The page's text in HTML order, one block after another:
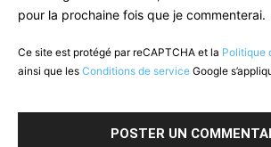
pour la prochaine fois que je commenterai.
Ce site est protégé par reCAPTCHA et la Politique
ainsi que les Conditions de service Google